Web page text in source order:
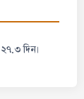
২৭.৩ দিন।